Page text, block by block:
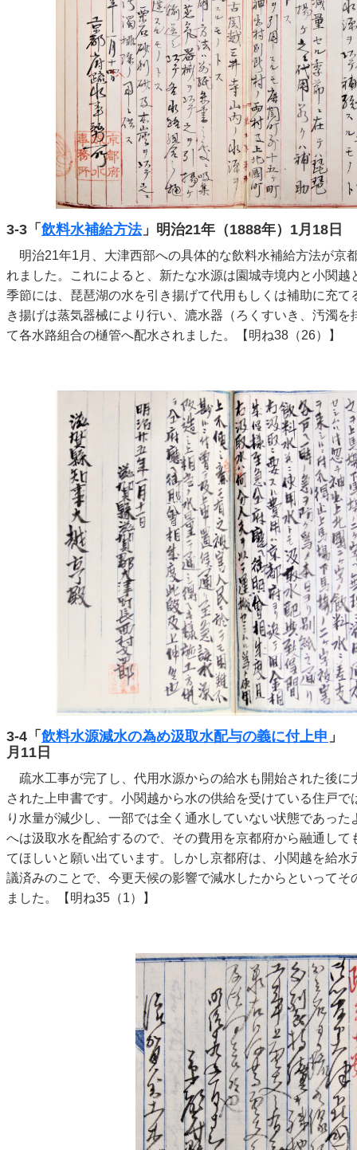
3-3「 飲料水補給方法」明治21年（1888年）1月18日
明治21年1月、大津西部への具体的な飲料水補給方法が京
れました。これによると、新たな水源は園城寺境内と小関越
季節には、琵琶湖の水を引き揚げて代用もしくは補助に充て
き揚げは蒸気器械により行い、漉水器（ろくすいき、汚濁を
て各水路組合の樋管へ配水されました。【明ね38（26）】
3-4「 飲料水源減水の為め汲取水配与の義に付上申 」
月11日
疏水工事が完了し、代用水源からの給水も開始された後に
された上申書です。小関越から水の供給を受けている住戸で
り水量が減少し、一部では全く通水していない状態であっ
へは汲取水を配給するので、その費用を京都府から融通して
てほしいと願い出ています。しかし京都府は、小関越を給水
議済みのことで、今更天候の影響で減水したからといってそ
ました。【明ね35（1）】